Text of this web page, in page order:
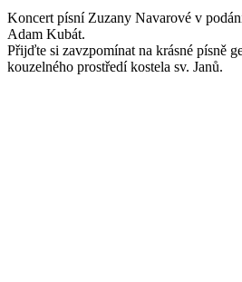
Koncert písní Zuzany Navarové v
Adam Kubát.
Přijďte si zavzpomínat na krásné písně
kouzelného prostředí kostela sv. Janů.